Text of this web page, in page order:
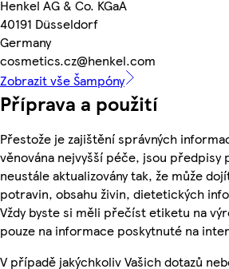
Henkel AG & Co. KGaA
40191 Düsseldorf
Germany
cosmetics.cz@henkel.com
Zobrazit vše Šampóny
Příprava a použití
Přestože je zajištění správných
věnována nejvyšší péče, jsou předpisy
neustále aktualizovány tak, že může
potravin, obsahu živin, dietetických
Vždy byste si měli přečíst etiketu na
pouze na informace poskytnuté na
V případě jakýchkoliv Vašich dotazů